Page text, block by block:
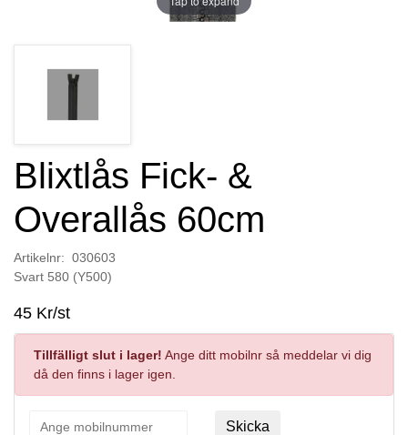
Blixtlås Fick- &
Overallås 60cm
Artikelnr: 030603
Svart 580 (Y500)
45 Kr/st
Tillfälligt slut i lager! Ange ditt mobilnr så meddelar vi dig
då den finns i lager igen.
Skicka